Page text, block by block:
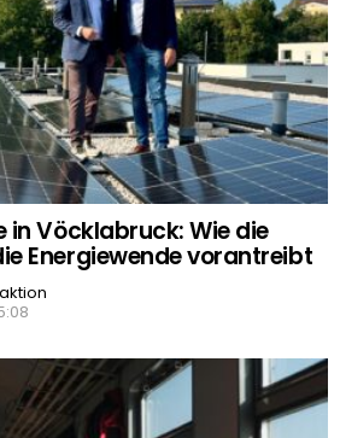
Vöcklabruck: Wie die
Energiewende vorantreibt